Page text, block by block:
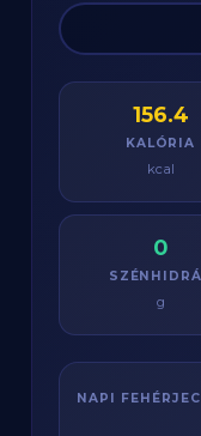
156.4
KALÓRIA
kcal
0
g
NAPI